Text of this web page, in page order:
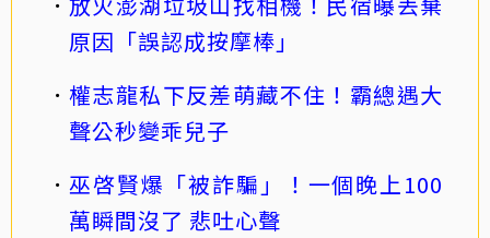
原因「誤認成按摩棒」
權志龍私下反差萌藏不住！霸總遇大
聲公秒變乖兒子
巫啓賢爆「被詐騙」！一個晚上100
萬瞬間沒了 悲吐心聲